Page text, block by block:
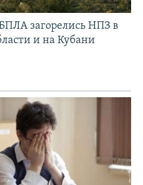
загорелись НПЗ в
и на Кубани